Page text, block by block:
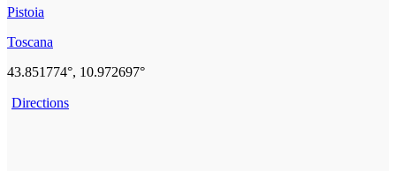
Pistoia
Toscana
43.851774°, 10.972697°
Directions